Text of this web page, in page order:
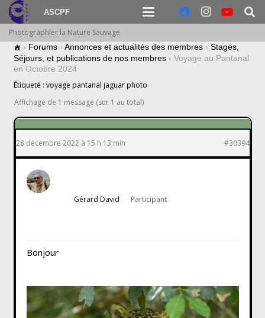
ASCPF
Photographier la Nature Sauvage
› Forums › Annonces et actualités des membres › Stages,
Séjours, et publications de nos membres › Voyage au Pantanal
en Octobre 2024
Étiqueté : voyage pantanal jaguar photo
Affichage de 1 message (sur 1 au total)
28 décembre 2022 à 15 h 13 min #30394
Gérard David Participant
Bonjour